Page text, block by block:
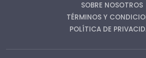
SOBRE NOSOTROS
TÉRMINOS Y
POLÍTICA DE